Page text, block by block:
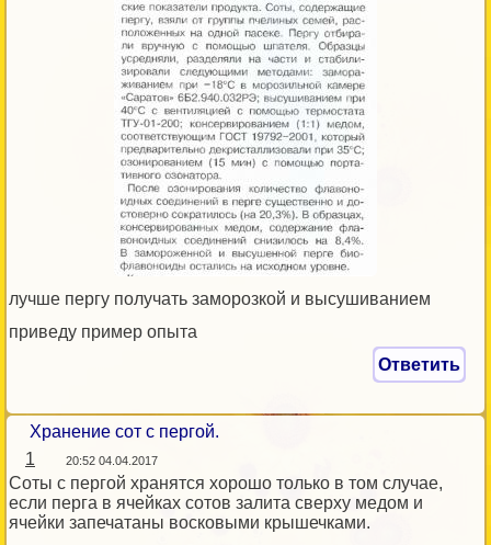
лучше пергу получать заморозкой и высушиванием
приведу пример опыта
Ответить
Хранение сот с пергой.
1
20:52 04.04.2017
Соты с пергой хранятся хорошо только в том случае,
если перга в ячейках сотов залита сверху медом и
ячейки запечатаны восковыми крышечками.